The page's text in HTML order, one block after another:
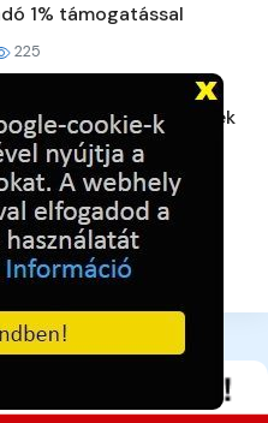
1% támogatással
225
Adó 1% gyermekek
251
várva - pillanatkép
239